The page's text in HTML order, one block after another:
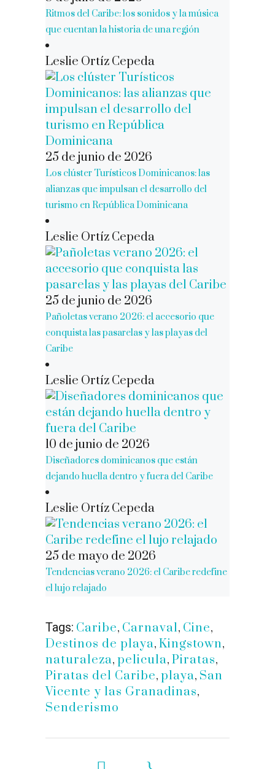
Ritmos del Caribe: los sonidos y la música
que cuentan la historia de una región
Leslie Ortíz Cepeda
25 de junio de 2026
Los clúster Turísticos Dominicanos: las
alianzas que impulsan el desarrollo del
turismo en República Dominicana
Leslie Ortíz Cepeda
25 de junio de 2026
Pañoletas verano 2026: el accesorio que
conquista las pasarelas y las playas del
Caribe
Leslie Ortíz Cepeda
10 de junio de 2026
Diseñadores dominicanos que están
dejando huella dentro y fuera del Caribe
Leslie Ortíz Cepeda
25 de mayo de 2026
Tendencias verano 2026: el Caribe redefine
el lujo relajado
Tags: Caribe, Carnaval, Cine,
Destinos de playa, Kingstown,
naturaleza, pelicula, Piratas,
Piratas del Caribe, playa, San
Vicente y las Granadinas,
Senderismo